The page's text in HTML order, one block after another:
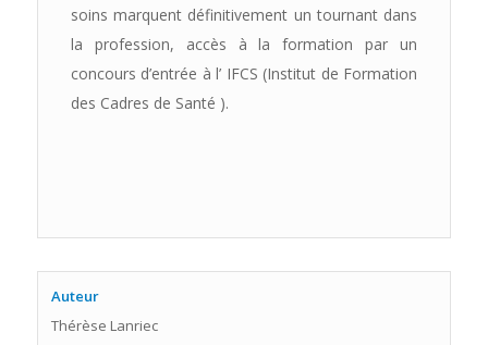
soins marquent définitivement un tournant dans
la profession, accès à la formation par un
concours d’entrée à l’ IFCS (Institut de Formation
des Cadres de Santé ).
Auteur
Thérèse Lanriec